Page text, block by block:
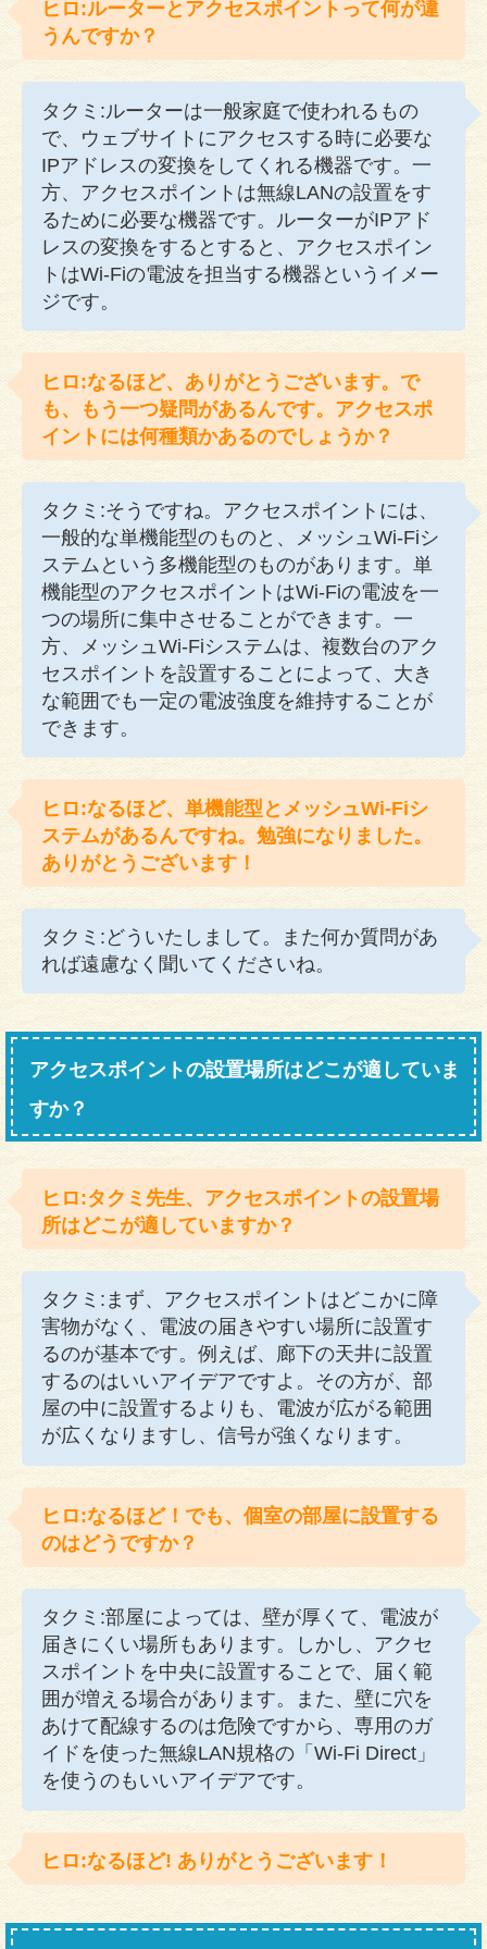
ヒロ:ルーターとアクセスポイントって何が違
うんですか？
タクミ:ルーターは一般家庭で使われるもの
で、ウェブサイトにアクセスする時に必要な
IPアドレスの変換をしてくれる機器です。一
方、アクセスポイントは無線LANの設置をす
るために必要な機器です。ルーターがIPアド
レスの変換をするとすると、アクセスポイン
トはWi-Fiの電波を担当する機器というイメー
ジです。
ヒロ:なるほど、ありがとうございます。で
も、もう一つ疑問があるんです。アクセスポ
イントには何種類かあるのでしょうか？
タクミ:そうですね。アクセスポイントには、
一般的な単機能型のものと、メッシュWi-Fiシ
ステムという多機能型のものがあります。単
機能型のアクセスポイントはWi-Fiの電波を一
つの場所に集中させることができます。一
方、メッシュWi-Fiシステムは、複数台のアク
セスポイントを設置することによって、大き
な範囲でも一定の電波強度を維持することが
できます。
ヒロ:なるほど、単機能型とメッシュWi-Fiシ
ステムがあるんですね。勉強になりました。
ありがとうございます！
タクミ:どういたしまして。また何か質問があ
れば遠慮なく聞いてくださいね。
アクセスポイントの設置場所はどこが適していま
すか？
ヒロ:タクミ先生、アクセスポイントの設置場
所はどこが適していますか？
タクミ:まず、アクセスポイントはどこかに障
害物がなく、電波の届きやすい場所に設置す
るのが基本です。例えば、廊下の天井に設置
するのはいいアイデアですよ。その方が、部
屋の中に設置するよりも、電波が広がる範囲
が広くなりますし、信号が強くなります。
ヒロ:なるほど！でも、個室の部屋に設置する
のはどうですか？
タクミ:部屋によっては、壁が厚くて、電波が
届きにくい場所もあります。しかし、アクセ
スポイントを中央に設置することで、届く範
囲が増える場合があります。また、壁に穴を
あけて配線するのは危険ですから、専用のガ
イドを使った無線LAN規格の「Wi-Fi Direct」
を使うのもいいアイデアです。
ヒロ:なるほど! ありがとうございます！